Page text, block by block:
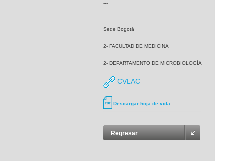
---
Sede Bogotá
2- FACULTAD DE MEDICINA
2- DEPARTAMENTO DE MICROBIOLOGÍA
CVLAC
Descargar hoja de vida
Regresar